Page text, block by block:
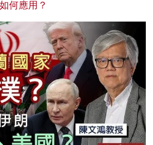
何應用？